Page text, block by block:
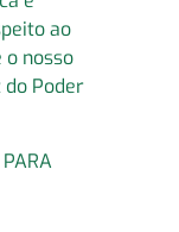
ao
o nosso
Poder